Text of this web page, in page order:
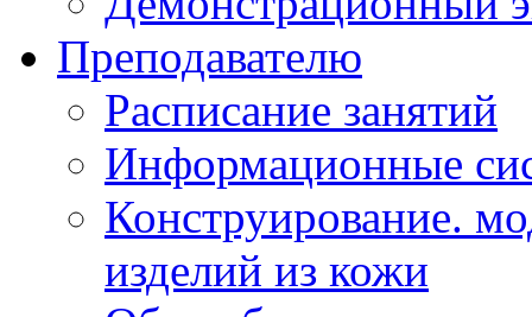
Преподавателю
Расписание занятий
Информационные
Конструирование.
изделий из кожи